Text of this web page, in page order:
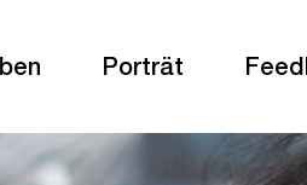
Porträt